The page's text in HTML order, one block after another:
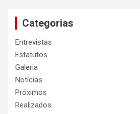
Categorias
Entrevistas
Estatutos
Galeria
Notícias
Próximos
Realizados